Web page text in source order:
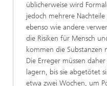
üblicherweise wird
jedoch mehrere
ebenso wie andere
die Risiken für Mensch
kommen die Substanzen
Die Erreger müssen
lagern, bis sie abgetötet
etwa zwei Wochen, um